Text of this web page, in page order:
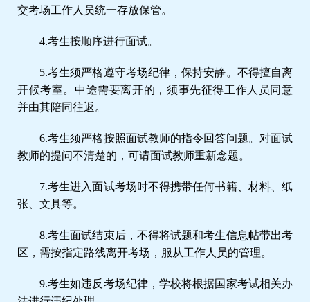
交考场工作人员统一存放保管。
4.考生按顺序进行面试。
5.考生须严格遵守考场纪律，保持安静。不得擅自离
开候考室。中途需要离开的，须事先征得工作人员同意
并由其陪同往返。
6.考生须严格按照面试教师的指令回答问题。对面试
教师的提问不清楚的，可请面试教师重新念题。
7.考生进入面试考场时不得携带任何书籍、材料、纸
张、文具等。
8.考生面试结束后，不得将试题和考生信息帖带出考
区，需按指定路线离开考场，服从工作人员的管理。
9.考生如违反考场纪律，学校将根据国家考试相关办